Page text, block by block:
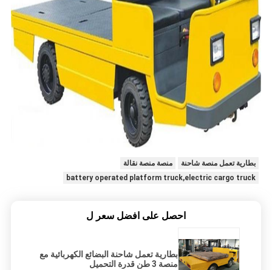
بطارية تعمل منصة شاحنة
منصة منصة نقالة
battery operated platform truck,electric cargo truck
احصل على افضل سعر ل
بطارية تعمل شاحنة البضائع الكهربائية مع
منصة 3 طن قدرة التحميل